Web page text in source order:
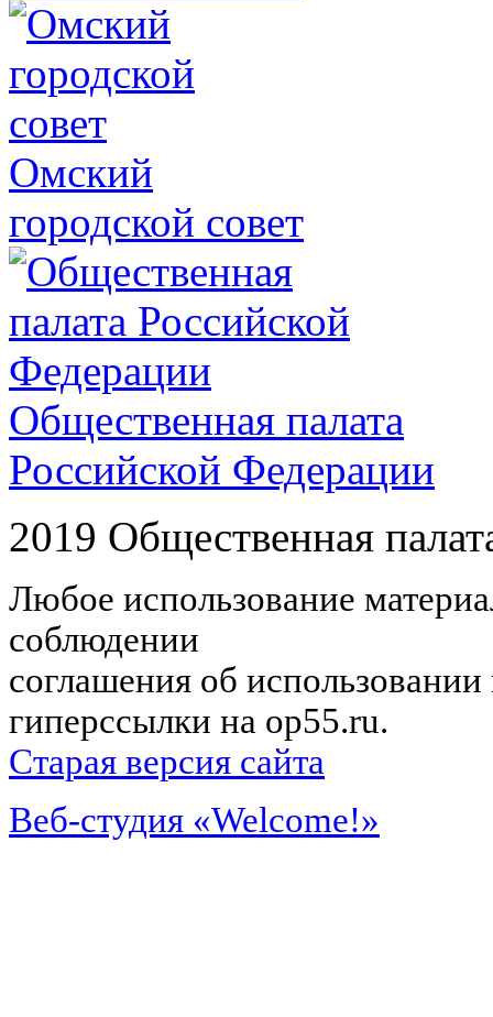
Омский
городской совет
Общественная палата
Российской Федерации
2019 Общественная
Любое использование
соблюдении
соглашения об
гиперссылки на op55.ru.
Старая версия сайта
Веб-студия «Welcome!»